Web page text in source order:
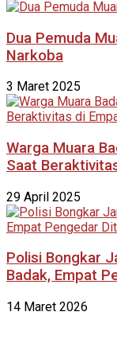
Dua Pemuda
Narkoba
3 Maret 2025
Warga Muara
Saat
29 April 2025
Polisi Bongkar
Badak, Empat
14 Maret 2026